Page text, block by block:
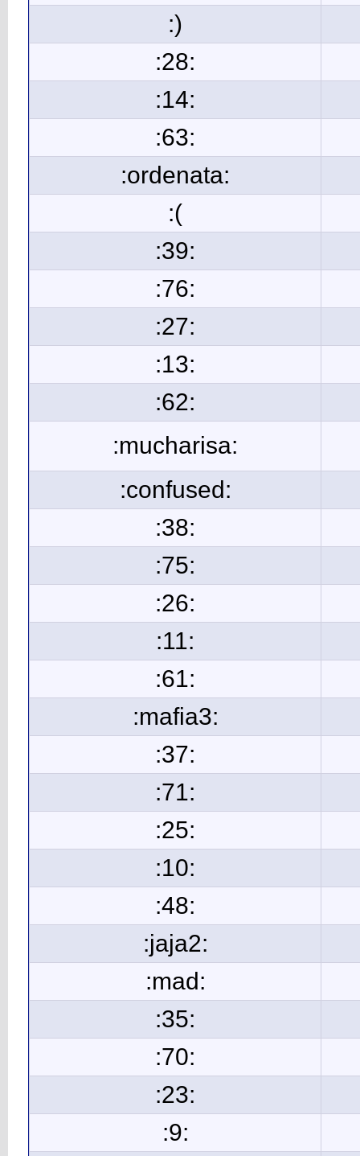
:)
:28:
:14:
:63:
:ordenata:
:(
:39:
:76:
:27:
:13:
:62:
:mucharisa:
:confused:
:38:
:75:
:26:
:11:
:61:
:mafia3:
:37:
:71:
:25:
:10:
:48:
:jaja2:
:mad:
:35:
:70:
:23:
:9: